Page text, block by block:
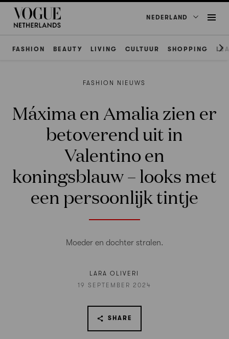
NEDERLAND
FASHION BEAUTY LIVING CULTUUR SHOPPING
FASHION NIEUWS
Máxima en Amalia zien er
betoverend uit in
Valentino en
koningsblauw – looks met
een persoonlijk tintje
Moeder en dochter stralen.
LARA OLIVERI
19 SEPTEMBER 2024
SHARE